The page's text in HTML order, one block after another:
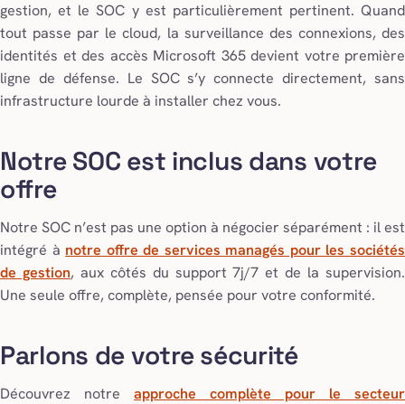
gestion, et le SOC y est particulièrement pertinent. Quand
tout passe par le cloud, la surveillance des connexions, des
identités et des accès Microsoft 365 devient votre première
ligne de défense. Le SOC s’y connecte directement, sans
infrastructure lourde à installer chez vous.
Notre SOC est inclus dans votre
offre
Notre SOC n’est pas une option à négocier séparément : il est
intégré à notre offre de services managés pour les sociétés
de gestion, aux côtés du support 7j/7 et de la supervision.
Une seule offre, complète, pensée pour votre conformité.
Parlons de votre sécurité
Découvrez notre approche complète pour le secteur